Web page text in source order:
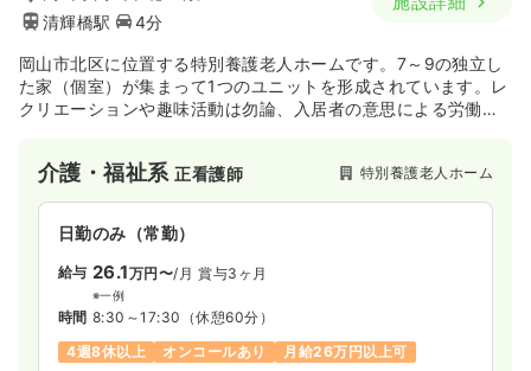
清輝橋駅
4分
岡山市北区に位置する特別養護老人ホームです。7～9の独立し
た家（個室）が集まって1つのユニットを形成されています。レ
クリエーションや趣味活動は勿論、入居者の意思による労働も
介護・福祉系正看護師 特別養護老人ホーム
日勤のみ（常勤）
給与 26.1万円〜/月 賞与3ヶ月
※一例
時間 8:30～17:30 （休憩60分）
4週8休以上
オンコールあり 月給26万円以上可